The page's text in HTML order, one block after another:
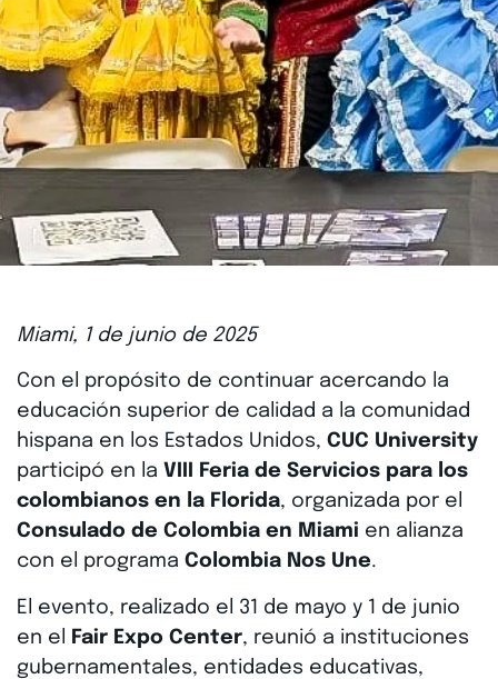
Miami, 1 de junio de 2025
Con el propósito de continuar acercando la
educación superior de calidad a la comunidad
hispana en los Estados Unidos, CUC University
participó en la VIII Feria de Servicios para los
colombianos en la Florida, organizada por el
Consulado de Colombia en Miami en alianza
con el programa Colombia Nos Une.
El evento, realizado el 31 de mayo y 1 de junio
en el
Fair Expo Center, reunió a instituciones
gubernamentales, entidades educativas,